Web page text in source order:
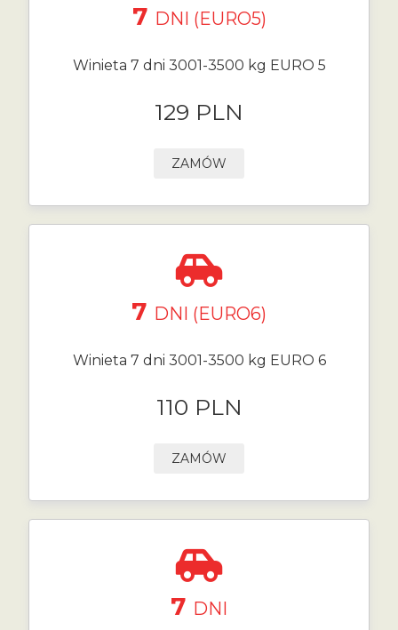
7 DNI (EURO5)
Winieta 7 dni 3001-3500 kg EURO 5
129 PLN
ZAMÓW
7 DNI (EURO6)
Winieta 7 dni 3001-3500 kg EURO 6
110 PLN
ZAMÓW
7 DNI